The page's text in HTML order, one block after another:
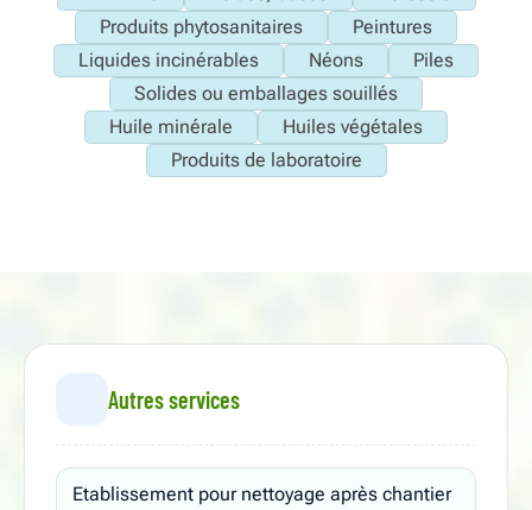
Produits phytosanitaires
Peintures
Liquides incinérables
Néons
Piles
Solides ou emballages souillés
Huile minérale
Huiles végétales
Produits de laboratoire
Autres services
Etablissement pour nettoyage après chantier